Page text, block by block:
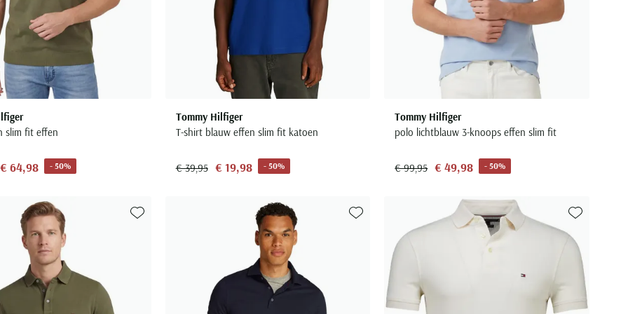
slim fit effen
€ 64,98 - 50%
Tommy Hilfiger
T-shirt blauw effen slim fit katoen
€ 39,95 € 19,98 - 50%
Tommy Hilfiger
polo lichtblauw 3-knoops effen slim fit
€ 99,95 € 49,98 - 50%
Toevoegen aan favorieten